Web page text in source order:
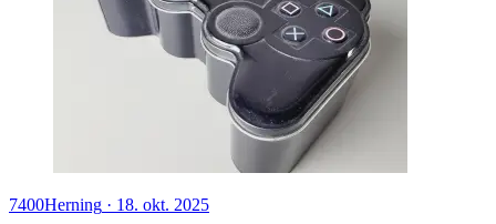
7400Herning · 18. okt. 2025